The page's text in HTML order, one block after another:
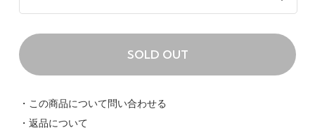
SOLD OUT
・この商品について問い合わせる
・返品について